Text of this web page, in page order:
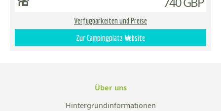
Verfügbarkeiten und Preise
Zur Campingplatz Website
Über uns
Hintergrundinformationen